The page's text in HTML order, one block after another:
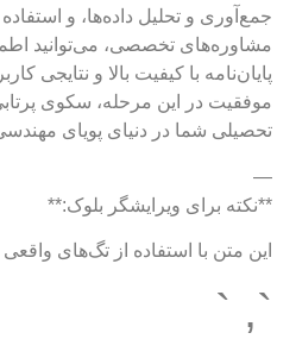
جمع‌آوری و تحلیل داده‌ها، و
مشاوره‌های تخصصی، می‌توانید
پایان‌نامه با کیفیت بالا و نتایجی
موفقیت در این مرحله، سکوی
تحصیلی شما در دنیای پویای
—
**نکته برای ویرایشگر بلوک:**
این متن با استفاده از تگ‌های واقعی
`, `